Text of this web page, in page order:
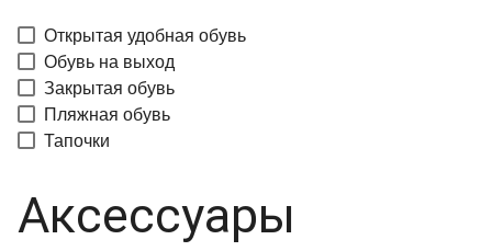
Открытая удобная обувь
Обувь на выход
Закрытая обувь
Пляжная обувь
Тапочки
Аксессуары